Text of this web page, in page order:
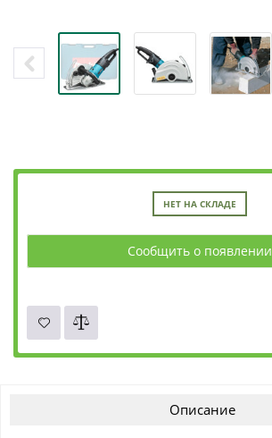
НЕТ НА СКЛАДЕ
Сообщить о появлении
Описание